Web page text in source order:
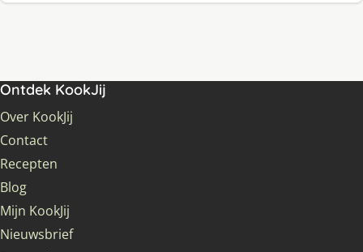
Ontdek KookJij
Over KookJij
Contact
Recepten
Blog
Mijn KookJij
Nieuwsbrief